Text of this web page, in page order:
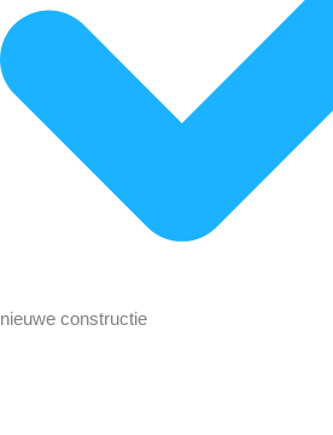
nieuwe constructie